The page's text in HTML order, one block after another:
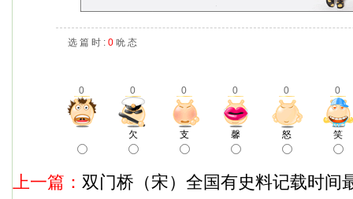
选 篇 时 : 0 吮 态
0 0 0 0 0 0
欠 支 馨 怒 笑
上一篇： 双门桥（宋）全国有史料记载时间